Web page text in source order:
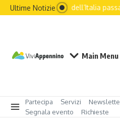
Salta al contenuto
Ultime NotizieIl futuro dell’Italia passa
Main Menu
Partecipa Servizi
Segnala evento
Richieste